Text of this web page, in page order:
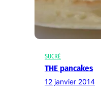
SUCRÉ
THE pancakes
12 janvier 2014